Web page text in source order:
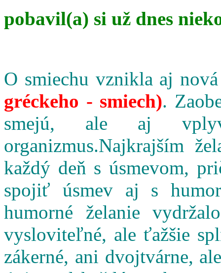
pobavil(a) si už dnes
O smiechu vznikla aj
gréckeho - smiech).
smejú, ale aj
organizmus.Najkrajším
každý deň s úsmevom,
spojiť úsmev aj s
humorné želanie
vysloviteľné, ale ťažšie
zákerné, ani dvojtvárne,